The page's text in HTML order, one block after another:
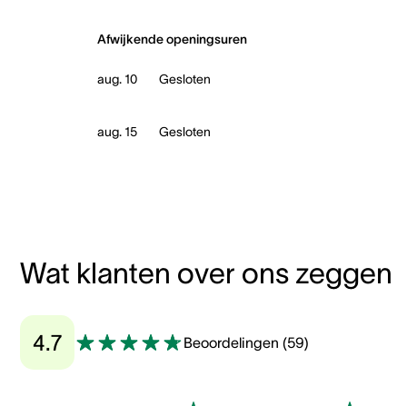
Afwijkende openingsuren
aug. 10 Gesloten
aug. 15 Gesloten
Wat klanten over ons zeggen
4.7 Beoordelingen (59)